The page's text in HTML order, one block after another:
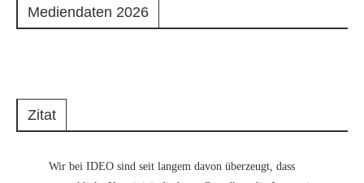
Mediendaten 2026
Zitat
Wir bei IDEO sind seit langem davon überzeugt, dass